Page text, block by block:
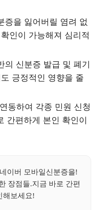
증을 잃어버릴 염려 없
인이 가능해져 심리적
의 신분증 발급 및 폐기
긍정적인 영향을 줄
동하여 각종 민원 신청
간편하게 본인 확인이
이버 모바일신분증을!
장점들.지금 바로 간편
해보세요!